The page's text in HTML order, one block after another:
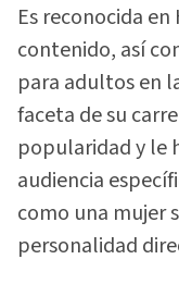
Es reconocida
contenido, así
para adultos en
faceta de su
popularidad y le
audiencia
como una mujer
personalidad